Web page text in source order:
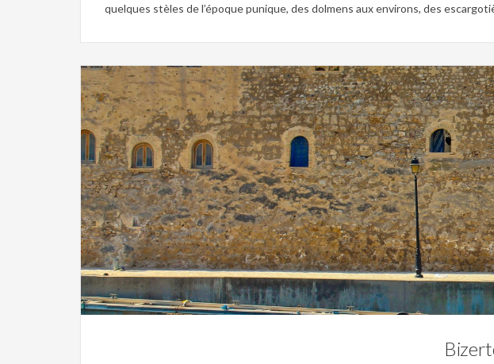
quelques stèles de l’époque punique, des dolmens aux environs, des
Culture, Mosaique, Musée, Patrimoine, Site archéologique,